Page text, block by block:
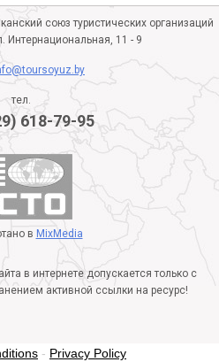
союз туристических организаций
Интернациональная, 11 - 9
тел.
618-79-95
в MixMedia
в интернете допускается только с
активной ссылки на ресурс!
- Privacy Policy